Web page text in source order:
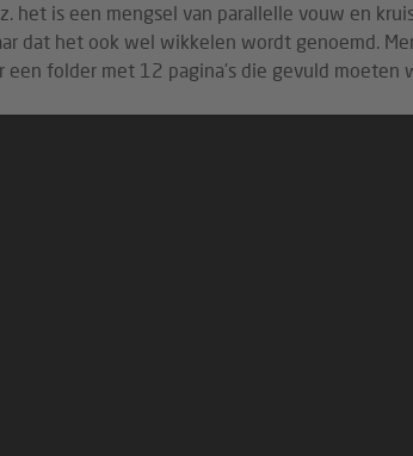
het is een mengsel van parallelle vouw en
dat het ook wel wikkelen wordt genoemd.
folder met 12 pagina's die gevuld moeten